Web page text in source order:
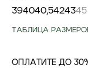
394040,5424345
ТАБЛИЦА
ОПЛАТИТЕ ДО